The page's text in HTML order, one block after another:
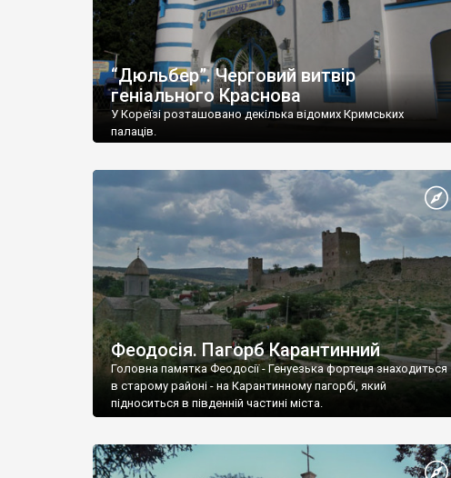
“Дюльбер”. Черговий витвір
геніального Краснова
У Кореїзі розташовано декілька відомих Кримських
палаців.
Феодосія. Пагорб Карантинний
Головна памятка Феодосії - Генуезька фортеця знаходиться
в старому районі - на Карантинному пагорбі, який
підноситься в південній частині міста.